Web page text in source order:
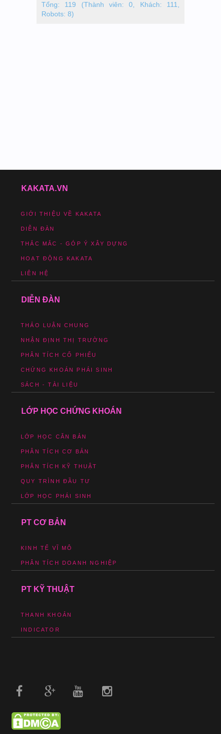
Tổng: 119 (Thành viên: 0, Khách: 111,
Robots: 8)
KAKATA.VN
GIỚI THIỆU VỀ KAKATA
DIỄN ĐÀN
THẮC MẮC - GÓP Ý XÂY DỰNG
HOẠT ĐỘNG KAKATA
LIÊN HỆ
DIỄN ĐÀN
THẢO LUẬN CHUNG
NHẬN ĐỊNH THỊ TRƯỜNG
PHÂN TÍCH CỔ PHIẾU
CHỨNG KHOÁN PHÁI SINH
SÁCH - TÀI LIỆU
LỚP HỌC CHỨNG KHOÁN
LỚP HỌC CĂN BẢN
PHÂN TÍCH CƠ BẢN
PHÂN TÍCH KỸ THUẬT
QUY TRÌNH ĐẦU TƯ
LỚP HỌC PHÁI SINH
PT CƠ BẢN
KINH TẾ VĨ MÔ
PHÂN TÍCH DOANH NGHIỆP
PT KỸ THUẬT
THANH KHOẢN
INDICATOR